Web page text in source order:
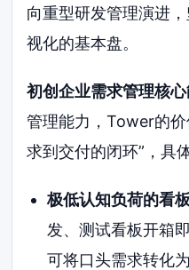
向重型研发管理演进
视化的基本盘。
初创企业需求管理核心
管理能力，Tower的
求到交付的闭环”，具
极低认知负荷的看
发、测试看板开箱
可将口头需求转化